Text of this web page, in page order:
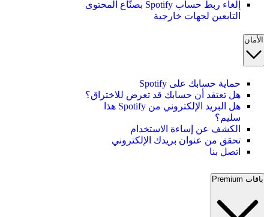
إلغاء ربط حساب Spotify بصنَّاع المحتوى
التابعين لجهات خارجية
الأمان
حماية حسابك على Spotify
هل تعتقد أن حسابك قد تعرض للاختراق؟
هل البريد الإلكتروني من Spotify هذا
سليم؟
الكشف عن إساءة الاستخدام
تحقق من عنوان بريدك الإلكتروني
اتصل بنا
باقات Premium